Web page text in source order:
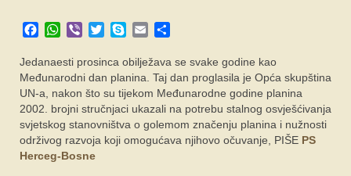
Facebook
WhatsApp
Viber TwitterSkypeEmail
Jedanaesti prosinca obilježava se svake godine kao
Međunarodni dan planina. Taj dan proglasila je Opća skupština
UN-a, nakon što su tijekom Međunarodne godine planina
2002. brojni stručnjaci ukazali na potrebu stalnog osvješćivanja
svjetskog stanovništva o golemom značenju planina i nužnosti
održivog razvoja koji omogućava njihovo očuvanje, PIŠE PS
Herceg-Bosne